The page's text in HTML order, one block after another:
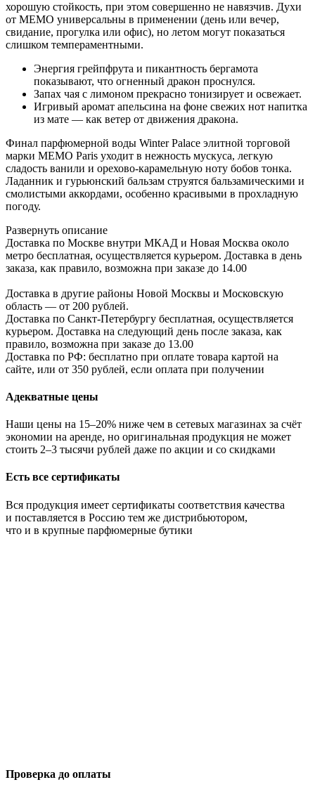
хорошую стойкость, при этом совершенно не навязчив. Духи
от МЕМО универсальны в применении (день или вечер,
свидание, прогулка или офис), но летом могут показаться
слишком темпераментными.
Энергия грейпфрута и пикантность бергамота
показывают, что огненный дракон проснулся.
Запах чая с лимоном прекрасно тонизирует и освежает.
Игривый аромат апельсина на фоне свежих нот напитка
из мате — как ветер от движения дракона.
Финал парфюмерной воды Winter Palace элитной торговой
марки MEMO Paris уходит в нежность мускуса, легкую
сладость ванили и орехово-карамельную ноту бобов тонка.
Ладанник и гурьюнский бальзам струятся бальзамическими и
смолистыми аккордами, особенно красивыми в прохладную
погоду.
Развернуть описание
Доставка по Москве внутри МКАД и Новая Москва около
метро бесплатная, осуществляется курьером. Доставка в день
заказа, как правило, возможна при заказе до 14.00
Доставка в другие районы Новой Москвы и Московскую
область — от 200 рублей.
Доставка по Санкт-Петербургу бесплатная, осуществляется
курьером. Доставка на следующий день после заказа, как
правило, возможна при заказе до 13.00
Доставка по РФ: бесплатно при оплате товара картой на
сайте, или от 350 рублей, если оплата при получении
Адекватные цены
Наши цены на 15–20% ниже чем в сетевых магазинах за счёт
экономии на аренде, но оригинальная продукция не может
стоить 2–3 тысячи рублей даже по акции и со скидками
Есть все сертификаты
Вся продукция имеет сертификаты соответствия качества
и поставляется в Россию тем же дистрибьютором,
что и в крупные парфюмерные бутики
Проверка до оплаты